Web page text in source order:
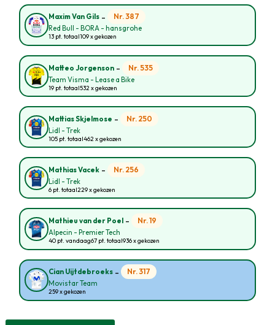
Maxim Van Gils - Nr. 387
Red Bull - BORA - hansgrohe
13 pt. totaal109 x gekozen
Matteo Jorgenson - Nr. 535
Team Visma - Lease a Bike
19 pt. totaal532 x gekozen
Mattias Skjelmose - Nr. 250
Lidl - Trek
105 pt. totaal462 x gekozen
Mathias Vacek - Nr. 256
Lidl - Trek
6 pt. totaal229 x gekozen
Mathieu van der Poel - Nr. 19
Alpecin - Premier Tech
40 pt. vandaag67 pt. totaal936 x gekozen
Cian Uijtdebroeks - Nr. 317
Movistar Team
259 x gekozen